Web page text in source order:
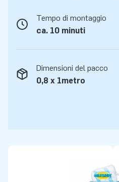
Tempo di montaggio
ca. 10 minuti
Dimensioni del pacco
0,8 x 1metro